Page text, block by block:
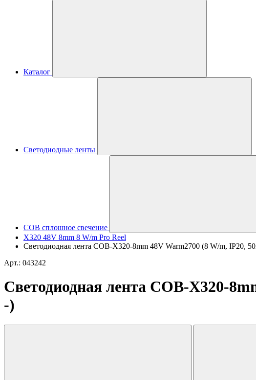
Каталог
Светодиодные ленты
COB сплошное свечение
X320 48V 8mm 8 W/m Pro Reel
Светодиодная лента COB-X320-8mm 48V Warm2700 (8 W/m, IP20,
Арт.: 043242
Светодиодная лента COB-X320-
-)